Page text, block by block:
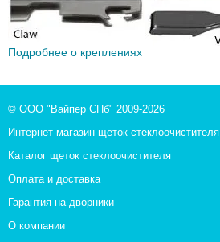
Подробнее о креплениях
© ООО "Вайпер СПб" 2009-2026
Интернет-магазин щеток стеклоочистителя
Каталог щеток стеклоочистителя
Оплата и доставка
Гарантия на дворники
О компании